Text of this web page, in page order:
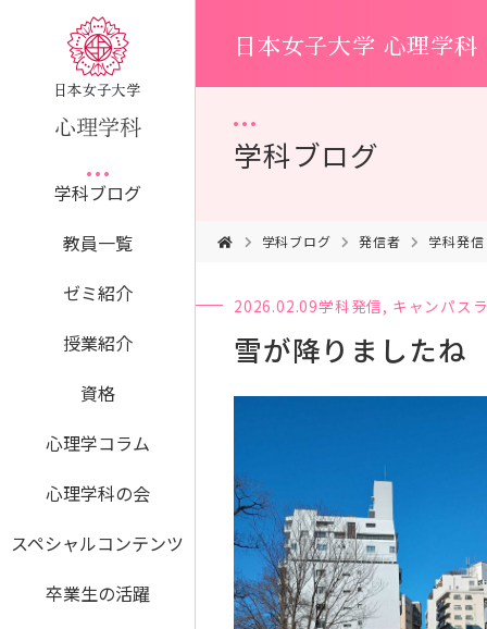
学科ブログ
教員一覧
ゼミ紹介
授業紹介
資格
心理学コラム
心理学科の会
スペシャルコンテンツ
卒業生の活躍
日本女子大学 心理学科
学科ブログ
学科ブログ 発信者 学科発信
2026.02.09学科発信, キャンパス
雪が降りましたね